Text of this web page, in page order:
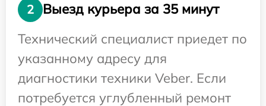
2
Выезд курьера за 35 минут
Технический специалист приедет по
указанному адресу для
диагностики техники Veber. Если
потребуется углубленный ремонт